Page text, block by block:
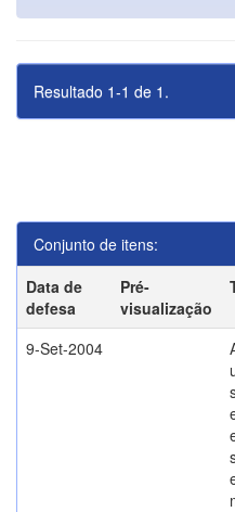
Resultado 1-1 de 1.
Conjunto de itens:
Data de
defesa
Pré-
visualização
9-Set-2004